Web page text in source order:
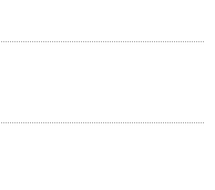
Zeit im Footer